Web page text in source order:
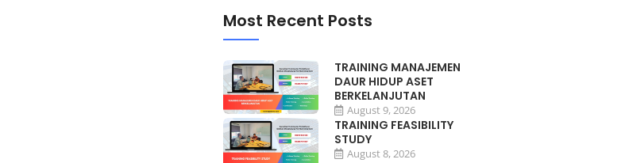
Most Recent Posts
TRAINING MANAJEMEN
DAUR HIDUP ASET
BERKELANJUTAN
August 9, 2026
TRAINING FEASIBILITY
STUDY
August 8, 2026